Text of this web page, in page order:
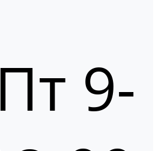
9-